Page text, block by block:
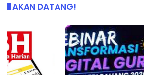
AKAN DATANG!